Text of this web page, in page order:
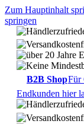
Zum Hauptinhalt
springen
B2B ShopFür
Endkunden hier